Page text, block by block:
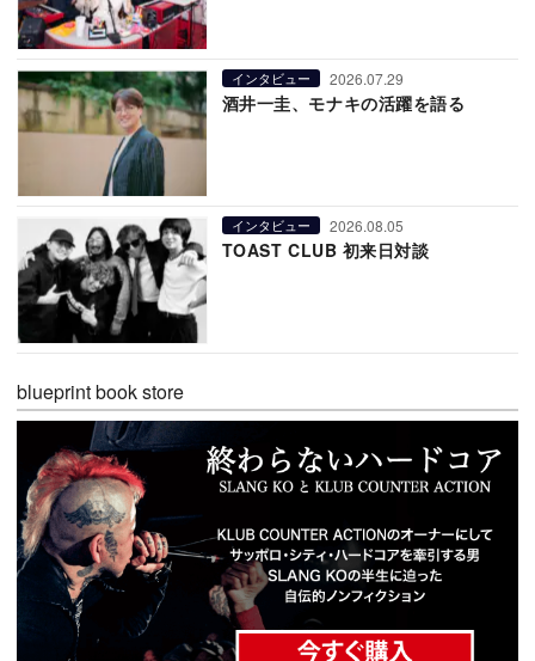
インタビュー 2026.07.29
酒井一圭、モナキの活躍を語る
インタビュー 2026.08.05
TOAST CLUB 初来日対談
blueprint book store